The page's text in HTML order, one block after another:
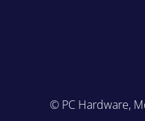
© PC Hardware,